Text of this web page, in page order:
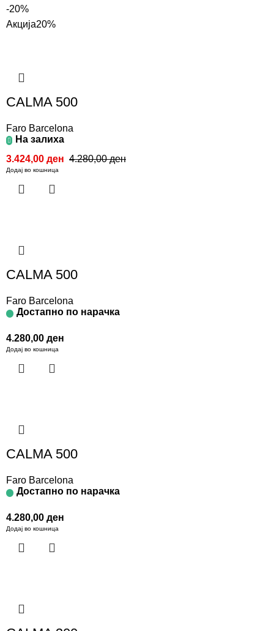
-20%
Акција20%
CALMA 500
Faro Barcelona
На залиха
4.280,00ден
3.424,00 ден
Додај во кошница
CALMA 500
Faro Barcelona
Достапно по нарачка
4.280,00 ден
Додај во кошница
CALMA 500
Faro Barcelona
Достапно по нарачка
4.280,00 ден
Додај во кошница